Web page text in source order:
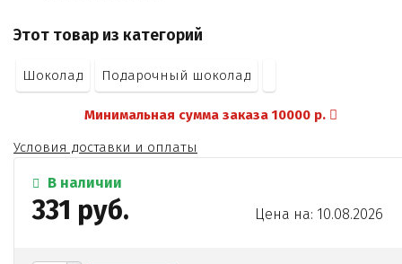
Этот товар из категорий
Шоколад Подарочный шоколад
Минимальная сумма заказа 10000 р.
Условия доставки и оплаты
В наличии
331 руб. Цена на: 10.08.2026